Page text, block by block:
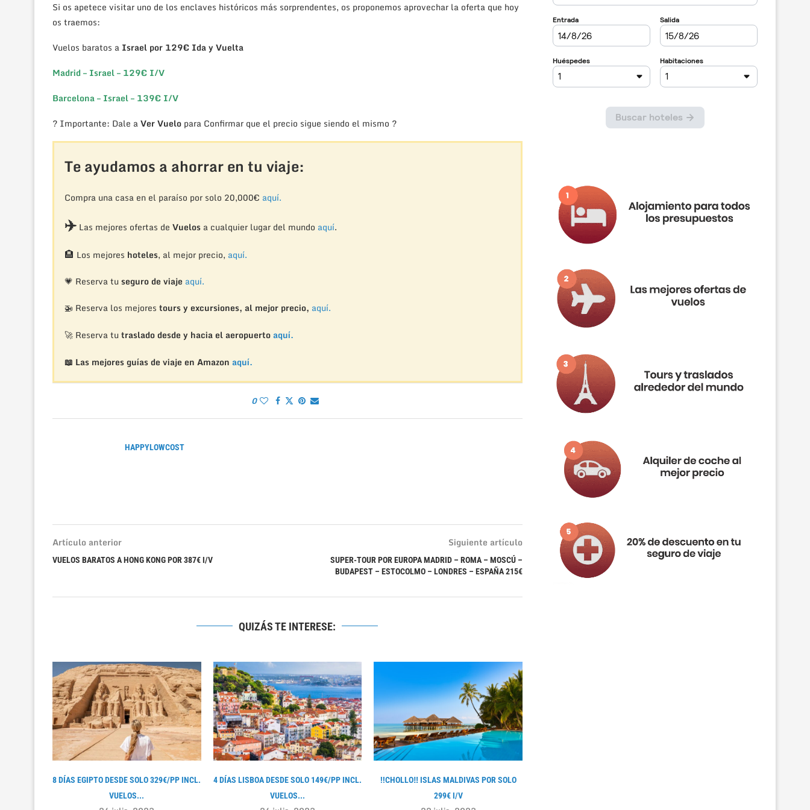
Si os apetece visitar uno de los enclaves históricos más sorprendentes, os proponemos aprovechar la oferta que hoy
os traemos:
Vuelos baratos a Israel por 129€ Ida y Vuelta
Madrid – Israel – 129€ I/V
Barcelona – Israel – 139€ I/V
? Importante: Dale aVer Vuelo para Confirmar que el precio sigue siendo el mismo ?
Te ayudamos a ahorrar en tu viaje:
Compra una casa en el paraíso por solo 20,000€ aquí.
✈️Las mejores ofertas de Vuelosa cualquier lugar del mundo aquí.
🏨 Los mejores hoteles, al mejor precio, aquí.
💗 Reserva tu seguro de viaje aquí.
🚁 Reserva los mejores tours y excursiones, al mejor precio, aquí.
🚀 Reserva tu traslado desde y hacia el aeropuertoaquí.
📖 Las mejores guías de viaje en Amazon aquí.
0
HAPPYLOWCOST
Artículo anterior
VUELOS BARATOS A HONG KONG POR 387€ I/V
Siguiente artículo
SUPER-TOUR POR EUROPA MADRID – ROMA – MOSCÚ –
BUDAPEST – ESTOCOLMO – LONDRES – ESPAÑA 215€
QUIZÁS TE INTERESE:
8 DÍAS EGIPTO DESDE SOLO 329€/PP INCL.
VUELOS...
4 DÍAS LISBOA DESDE SOLO 149€/PP INCL.
VUELOS...
!!CHOLLO‼ ISLAS MALDIVAS POR SOLO
299€ I/V